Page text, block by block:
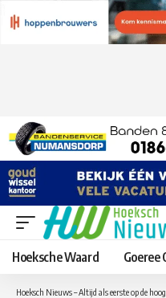
Hoeksche Waard Goeree
Hoeksch Nieuws – Altijd als eerste op de